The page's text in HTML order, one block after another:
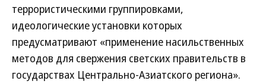
террористическими группировками,
идеологические установки которых
предусматривают «применение насильственных
методов для свержения светских правительств в
государствах Центрально-Азиатского региона».